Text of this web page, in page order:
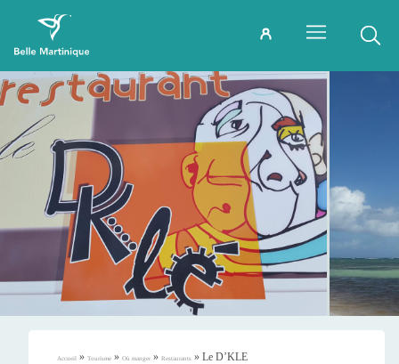
Accueil » Tourisme » Où manger » Restaurants » Le D’KLE